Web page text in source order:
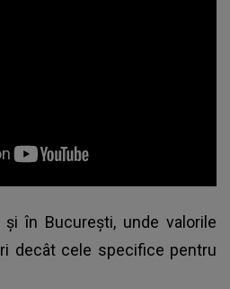
în București, unde valorile
decât cele specifice pentru